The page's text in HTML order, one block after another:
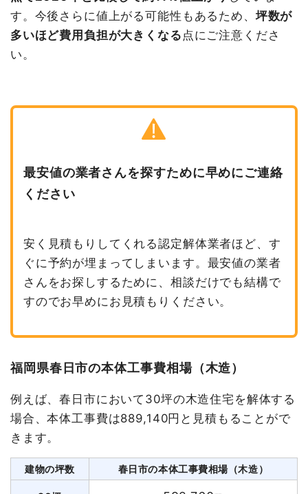
す。今後さらに値上がる可能性もあるため、 坪数が
多いほど費用負担が大きくなる 点にご注意くださ
い。
最安値の業者さんを探すために早めにご連絡
ください
安く見積もりしてくれる認定解体業者ほど、す
ぐに予約が埋まってしまいます。最安値の業者
さんをお探しするために、相談だけでも結構で
すのでお早めにお見積もりください。
福岡県春日市の本体工事費相場（木造）
例えば、春日市において30坪の木造住宅を解体する
場合、本体工事費は889,140円と見積もることがで
きます。
建物の坪数 春日市の本体工事費相場（木造）